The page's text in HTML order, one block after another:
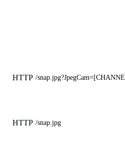
HTTP /
HTTP /snap.jpg